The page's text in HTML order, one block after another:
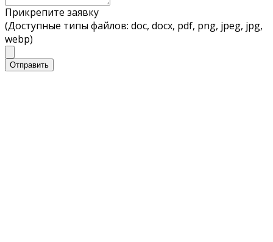
Прикрепите заявку
(Доступные типы файлов: doc, docx, pdf, png, jpeg, jpg,
webp)